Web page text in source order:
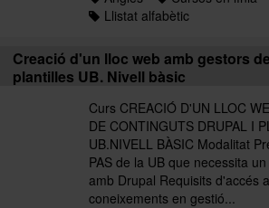
Llistat alfabètic
Creació d'un lloc web amb gestors
plantilles UB. Nivell bàsic
Curs CREACIÓ D'UN LLOC
DE CONTINGUTS DRUPAL I
UB.NIVELL BÀSIC Modalitat
PAS de la UB que necessita
amb Drupal Requisits d'accés
coneixements en gestió...